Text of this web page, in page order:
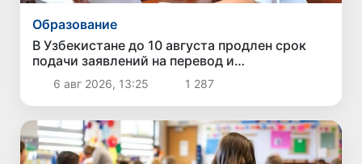
Образование
В Узбекистане до 10 августа продлен срок
подачи заявлений на перевод и
восстановление в негосударственные вузы
6 авг 2026, 13:25 1 287